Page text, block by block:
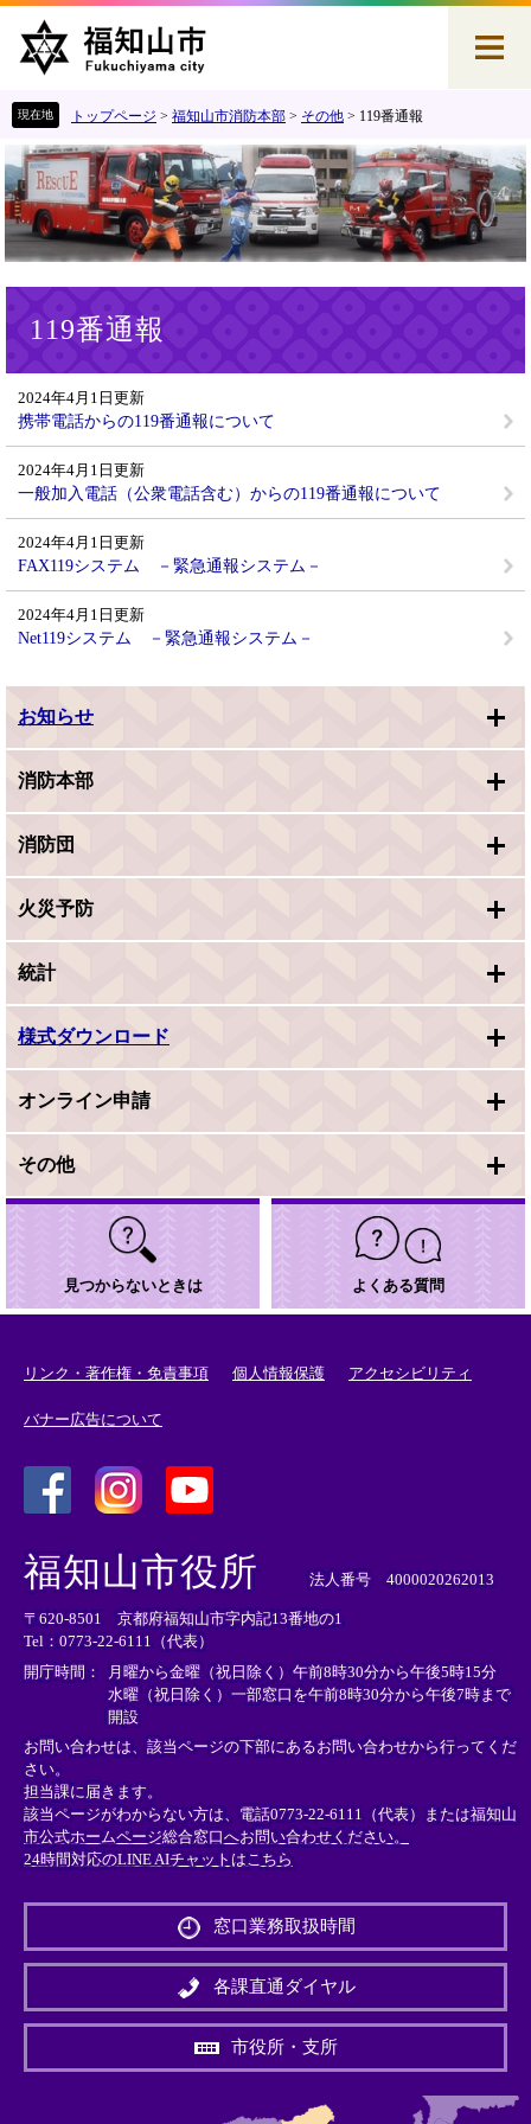
で
す
。
ば
し
て
本
文
へ
トップページ > 福知山市消防本部 > その他 > 119番通報
119番通報
2024年4月1日更新
携帯電話からの119番通報について
2024年4月1日更新
一般加入電話（公衆電話含む）からの119番通報について
2024年4月1日更新
FAX119システム －緊急通報システム－
2024年4月1日更新
Net119システム －緊急通報システム－
お知らせ
消防本部
消防団
火災予防
統計
様式ダウンロード
オンライン申請
その他
見つからないときは よくある質問
リンク・著作権・免責事項 個人情報保護 アクセシビリティ
バナー広告について
外
部
リ
ン
ク
＞
外
リ
ン
ク
＞
外
部
ン
ク
＞
福知山市役所 法人番号 4000020262013
〒620-8501 京都府福知山市字内記13番地の1
Tel：0773-22-6111（代表）
開庁時間：
月曜から金曜（祝日除く）午前8時30分から午後5時15分
水曜（祝日除く）一部窓口を午前8時30分から午後7時まで
開設
お問い合わせは、該当ページの下部にあるお問い合わせから行ってくだ
さい。
担当課に届きます。
該当ページがわからない方は、電話0773-22-6111（代表）または福知山
市公式ホームページ総合窓口へお問い合わせください。
24時間対応のLINE AIチャットはこちら
外
リ
ン
＞
窓口業務取扱時間
各課直通ダイヤル
市役所・支所